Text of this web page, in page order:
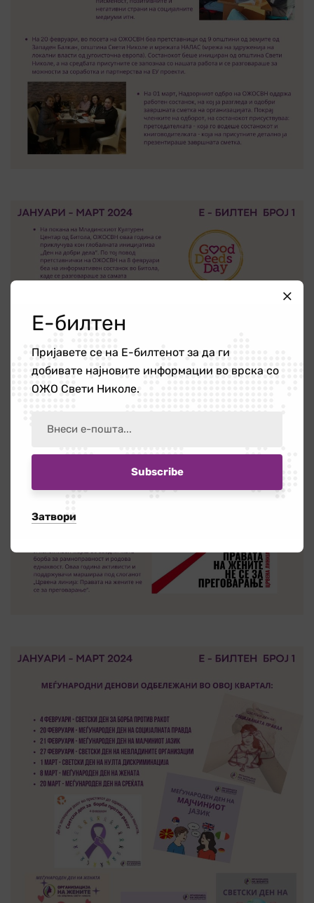
Е-билтен
Пријавете се на Е-билтенот за да ги
добивате најновите информации во врска со
ОЖО Свети Николе.
Затвори